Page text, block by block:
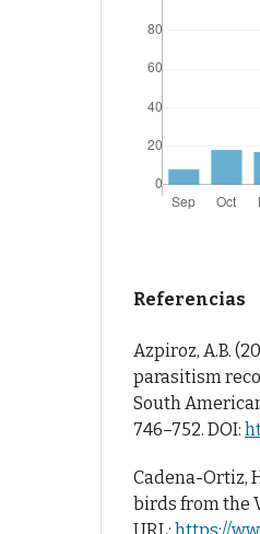
Referencias
Azpiroz, A.B.
parasitism
South
746–752. DOI:
Cadena-Ortiz,
birds from the